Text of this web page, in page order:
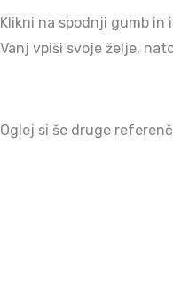
Klikni na spodnji gumb in
Vanj vpiši svoje želje,
Oglej si še druge